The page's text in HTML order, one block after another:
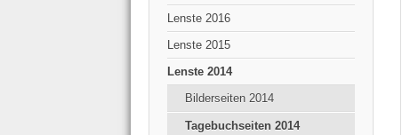
Lenste 2016
Lenste 2015
Lenste 2014
Bilderseiten 2014
Tagebuchseiten 2014